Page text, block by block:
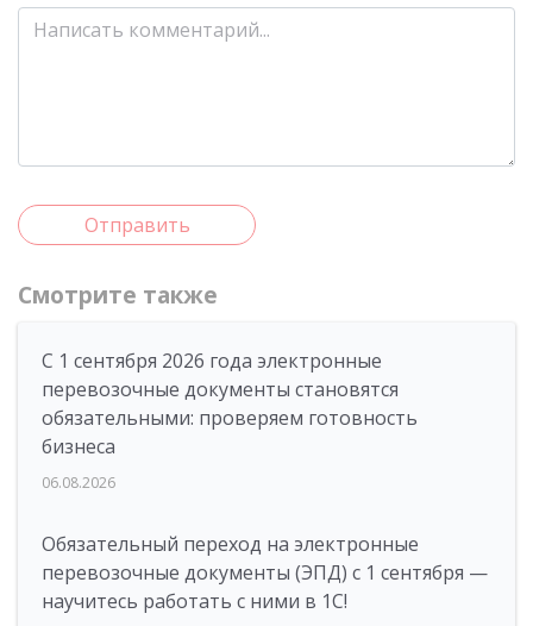
Отправить
Смотрите также
С 1 сентября 2026 года электронные
перевозочные документы становятся
обязательными: проверяем готовность
бизнеса
06.08.2026
Обязательный переход на электронные
перевозочные документы (ЭПД) с 1 сентября —
научитесь работать с ними в 1С!